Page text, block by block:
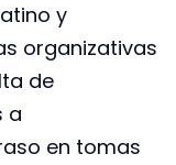
y
organizativas
de
a
en tomas